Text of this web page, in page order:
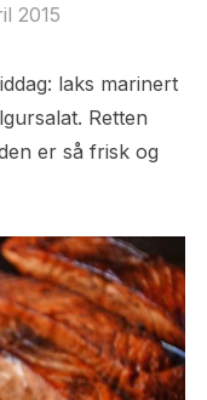
2015
laks marinert
Retten
er så frisk og